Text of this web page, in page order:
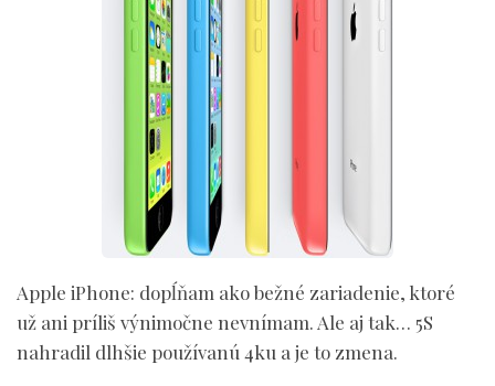
Apple iPhone: dopĺňam ako bežné zariadenie, ktoré
už ani príliš výnimočne nevnímam. Ale aj tak… 5S
nahradil dlhšie používanú 4ku a je to zmena.